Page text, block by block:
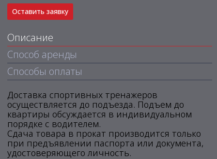
Оставить заявку
Описание
Способ аренды
Способы оплаты
Доставка спортивных тренажеров
осуществляется до подъезда. Подъем до
квартиры обсуждается в индивидуальном
порядке с водителем.
Сдача товара в прокат производится только
при предъявлении паспорта или документа,
удостоверяющего личность.